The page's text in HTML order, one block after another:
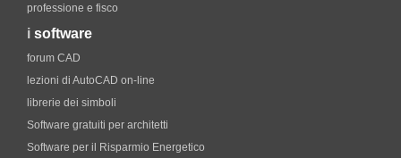
professione e fisco
i software
forum CAD
lezioni di AutoCAD on-line
librerie dei simboli
Software gratuiti per architetti
Software per il Risparmio Energetico